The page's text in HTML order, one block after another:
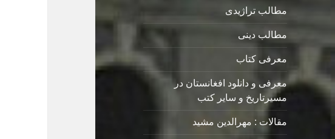
مطالب تراژیدی
مطالب دینی
معرفی کتاب
معرفی و دانلود افغانستان در
مسیرتاریخ و سایر کتب
مقالات : مهرالدین مشید